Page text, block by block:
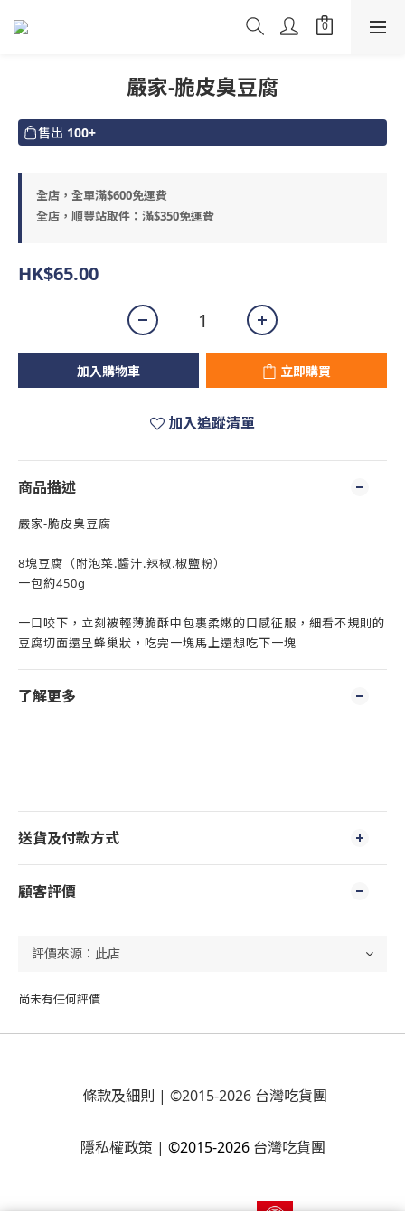
嚴家-脆皮臭豆腐
售出 100+
全店，全單滿$600免運費
全店，順豐站取件：滿$350免運費
HK$65.00
加入購物車 立即購買
加入追蹤清單
商品描述
嚴家-脆皮臭豆腐
8塊豆腐（附泡菜.醬汁.辣椒.椒鹽粉）
一包約450g
一口咬下，立刻被輕薄脆酥中包裹柔嫩的口感征服，細看不規則的
豆腐切面還呈蜂巢狀，吃完一塊馬上還想吃下一塊
了解更多
送貨及付款方式
顧客評價
尚未有任何評價
條款及細則 | ©2015-2026 台灣吃貨團
隱私權政策 | ©2015-2026台灣吃貨團